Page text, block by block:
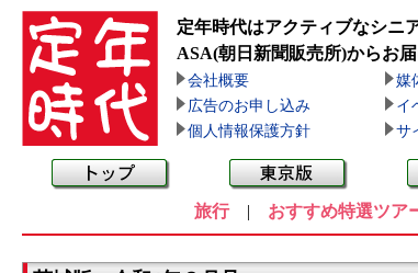
定年時代はアクティブなシニ
ASA(朝日新聞販売所)からお
会社概要 媒
広告のお申し込み
イ
個人情報保護方針
サ
旅行| おすすめ特選ツア